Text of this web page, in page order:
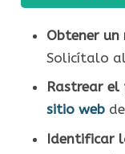
Obtener un
Solicítalo
Rastrear el
sitio webde
Identificar